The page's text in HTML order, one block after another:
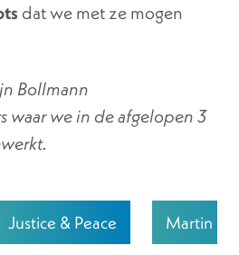
dat we met ze mogen
Bollmann
waar we in de afgelopen 3
Justice & Peace Martin